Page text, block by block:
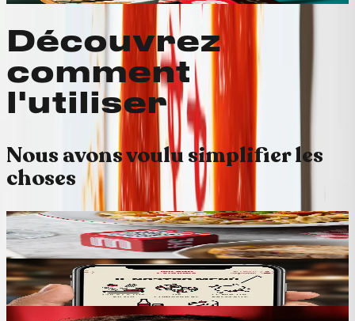
Découvrez
comment
l'utiliser
Nous avons voulu simplifier les
choses
Étape 1
Inscrivez-vous en ligne ou à table via le code QR.
Inscrivez-vous ici
Étape 2
Connectez-vous à votre compte à chaque
commande.